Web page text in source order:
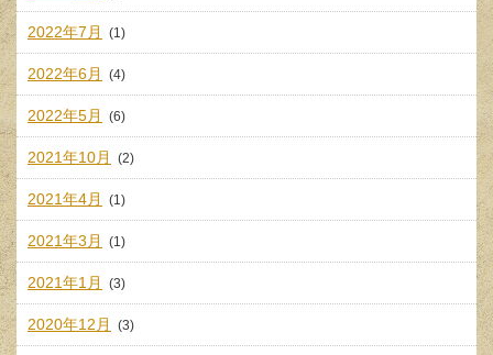
2022年7月 (1)
2022年6月 (4)
2022年5月 (6)
2021年10月 (2)
2021年4月 (1)
2021年3月 (1)
2021年1月 (3)
2020年12月 (3)